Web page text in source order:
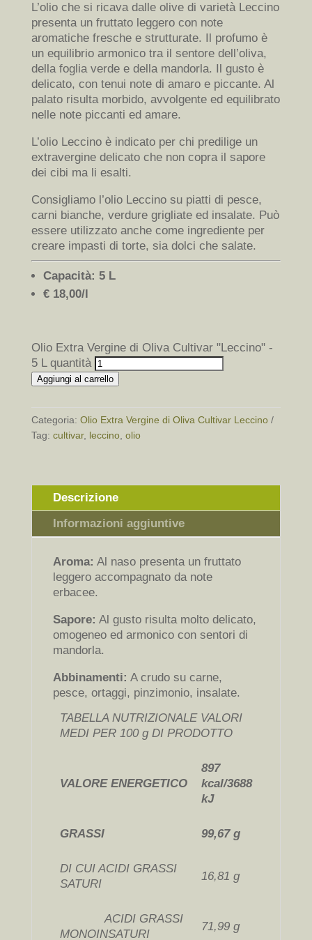
L’olio che si ricava dalle olive di varietà Leccino
presenta un fruttato leggero con note
aromatiche fresche e strutturate. Il profumo è
un equilibrio armonico tra il sentore dell’oliva,
della foglia verde e della mandorla. Il gusto è
delicato, con tenui note di amaro e piccante. Al
palato risulta morbido, avvolgente ed equilibrato
nelle note piccanti ed amare.
L’olio Leccino è indicato per chi predilige un
extravergine delicato che non copra il sapore
dei cibi ma li esalti.
Consigliamo l’olio Leccino su piatti di pesce,
carni bianche, verdure grigliate ed insalate. Può
essere utilizzato anche come ingrediente per
creare impasti di torte, sia dolci che salate.
Capacità: 5 L
€ 18,00/l
Olio Extra Vergine di Oliva Cultivar "Leccino" -
5 L quantità
Aggiungi al carrello
Categoria: Olio Extra Vergine di Oliva Cultivar Leccino
Tag: cultivar, leccino, olio
Descrizione
Informazioni aggiuntive
Aroma: Al naso presenta un fruttato
leggero accompagnato da note
erbacee.
Sapore: Al gusto risulta molto delicato,
omogeneo ed armonico con sentori di
mandorla.
Abbinamenti: A crudo su carne,
pesce, ortaggi, pinzimonio, insalate.
TABELLA NUTRIZIONALE VALORI
MEDI PER 100 g DI PRODOTTO
VALORE ENERGETICO
897
kcal/3688
kJ
GRASSI 99,67 g
DI CUI ACIDI GRASSI
SATURI
16,81 g
ACIDI GRASSI
MONOINSATURI
71,99 g